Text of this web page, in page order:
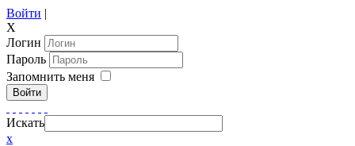
Войти |
X
Логин
Пароль
Запомнить меня
Войти
Искать
x